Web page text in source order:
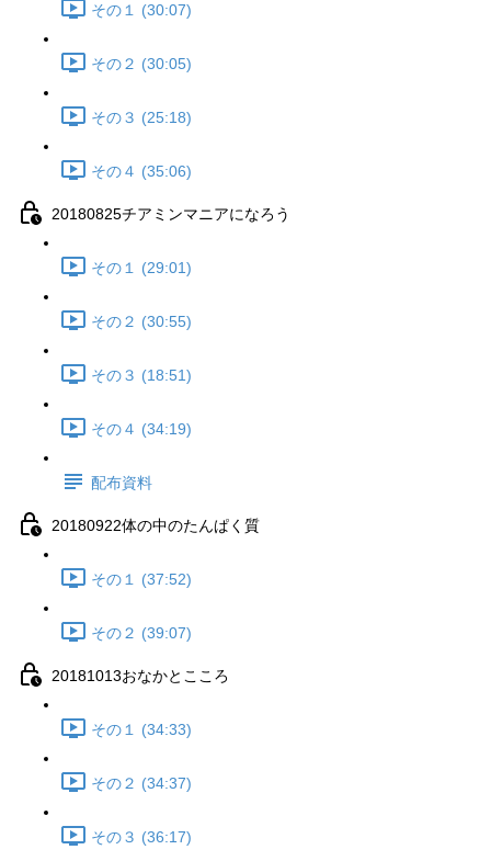
その１ (30:07)
その２ (30:05)
その３ (25:18)
その４ (35:06)
20180825チアミンマニアになろう
その１ (29:01)
その２ (30:55)
その３ (18:51)
その４ (34:19)
配布資料
20180922体の中のたんぱく質
その１ (37:52)
その２ (39:07)
20181013おなかとこころ
その１ (34:33)
その２ (34:37)
その３ (36:17)